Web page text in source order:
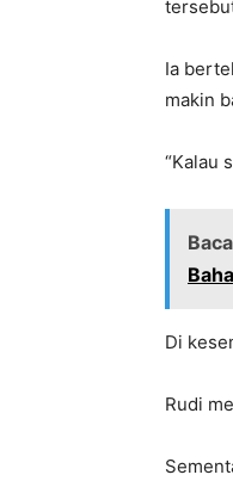
Ia
makin
“Kalau
Di
Rudi